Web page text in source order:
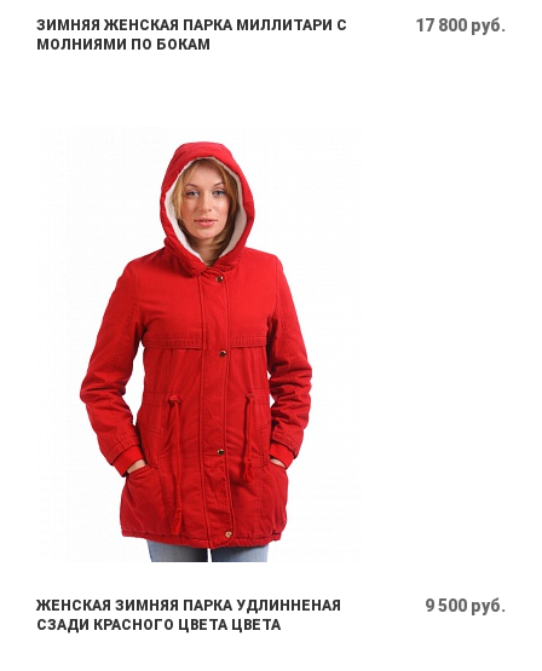
ЗИМНЯЯ ЖЕНСКАЯ ПАРКА МИЛЛИТАРИ С
МОЛНИЯМИ ПО БОКАМ
17 800 руб.
ЖЕНСКАЯ ЗИМНЯЯ ПАРКА УДЛИННЕНАЯ
СЗАДИ КРАСНОГО ЦВЕТА ЦВЕТА
9 500 руб.